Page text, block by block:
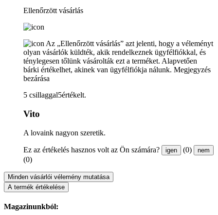
Ellenőrzött vásárlás
Az „Ellenőrzött vásárlás” azt jelenti, hogy a véleményt
olyan vásárlók küldték, akik rendelkeznek ügyfélfiókkal, és
ténylegesen tőlünk vásárolták ezt a terméket. Alapvetően
bárki értékelhet, akinek van ügyfélfiókja nálunk. Megjegyzés
bezárása
5 csillaggal5értékelt.
Vito
A lovaink nagyon szeretik.
Ez az értékelés hasznos volt az Ön számára? igen (0) nem
(0)
Minden vásárlói vélemény mutatása
A termék értékelése
Magazinunkból: